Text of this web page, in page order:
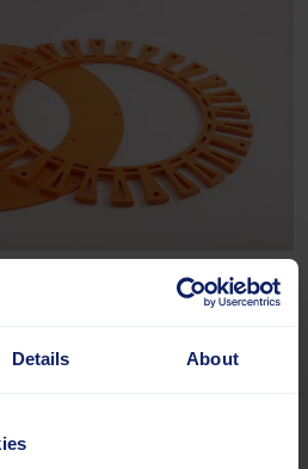
Details About
kohandatud värvides ja